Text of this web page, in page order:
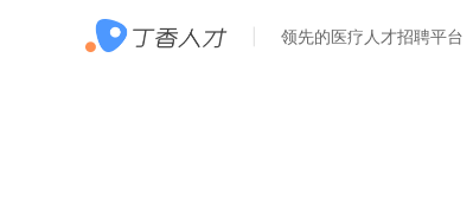
领先的医疗人才招聘平台